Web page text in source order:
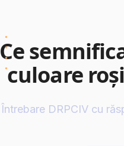
Ce
culoare
Întrebare DRPCIV cu